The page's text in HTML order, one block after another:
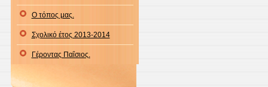
Ο τόπος μας.
Σχολικό έτος 2013-2014
Γέροντας Παΐσιος.